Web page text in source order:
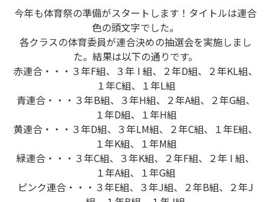
今年も体育祭の準備がスタートします！タイトルは連合
色の頭文字でした。
各クラスの体育委員が連合決めの抽選会を実施しまし
た。結果は以下の通りです。
赤連合・・・３年F組、３年 I 組、２年D組、２年KL組、
１年C組、１年L組
青連合・・・３年B組、３年H組、２年A組、２年G組、
１年D組、１年H組
黄連合・・・３年D組、３年LM組、２年C組、１年E組、
１年K組、１年M組
緑連合・・・３年C組、３年K組、２年F組、２年 I 組、
１年A組、１年G組
ピンク連合・・・３年E組、３年J組、２年B組、２年J